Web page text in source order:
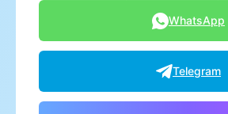
WhatsApp
Telegram